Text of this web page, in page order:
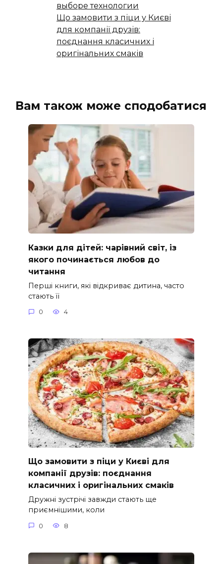
выборе технологии
Що замовити з піци у Києві
для компанії друзів:
поєднання класичних і
оригінальних смаків
Вам також може сподобатися
Казки для дітей: чарівний світ, із
якого починається любов до
читання
Перші книги, які відкриває дитина, часто
стають її
0 4
Що замовити з піци у Києві для
компанії друзів: поєднання
класичних і оригінальних смаків
Дружні зустрічі завжди стають ще
приємнішими, коли
0 8